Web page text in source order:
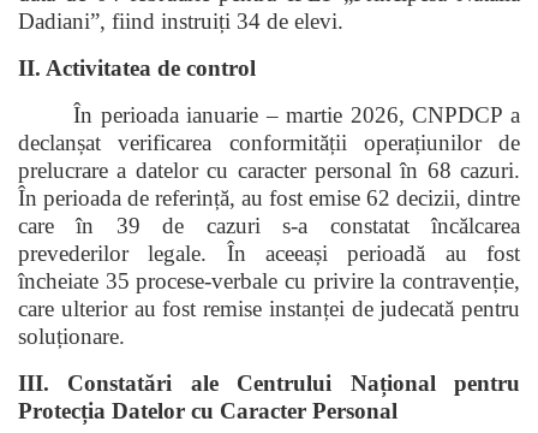
Dadiani”, fiind instruiți 34 de elevi.
II. Activitatea de control
În perioada ianuarie – martie 2026, CNPDCP a
declanșat verificarea conformității operațiunilor de
prelucrare a datelor cu caracter personal în 68 cazuri.
În perioada de referință, au fost emise 62 decizii, dintre
care în 39 de cazuri s-a constatat încălcarea
prevederilor legale. În aceeași perioadă au fost
încheiate 35 procese-verbale cu privire la contravenție,
care ulterior au fost remise instanței de judecată pentru
soluționare.
III. Constatări ale Centrului Național pentru
Protecția Datelor cu Caracter Personal